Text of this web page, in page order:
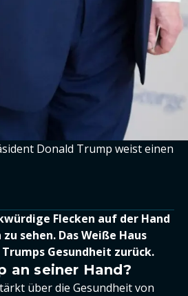
Donald Trump weist einen
Flecken auf der Hand
sehen. Das Weiße Haus
Gesundheit zurück.
an seiner Hand?
über die Gesundheit von